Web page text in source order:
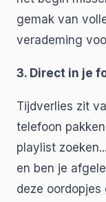
gemak van
verademing
3. Direct in je
Tijdverlies zit
telefoon
playlist
en ben je
deze oordopjes